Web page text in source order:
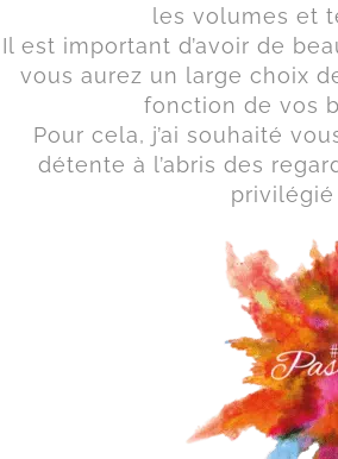
les volumes et
Il est important d’avoir de
vous aurez un large choix
fonction de vos
Pour cela, j’ai souhaité
détente à l’abris des
privilégié